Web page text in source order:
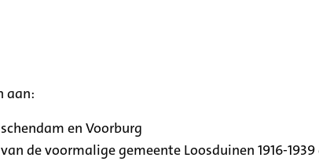
aan:
en Voorburg
de voormalige gemeente Loosduinen 1916-1939